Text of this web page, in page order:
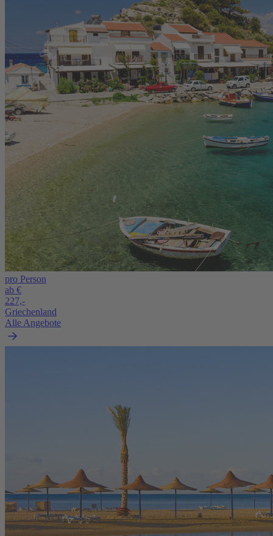
pro Person
ab €
227,-
Griechenland
Alle Angebote